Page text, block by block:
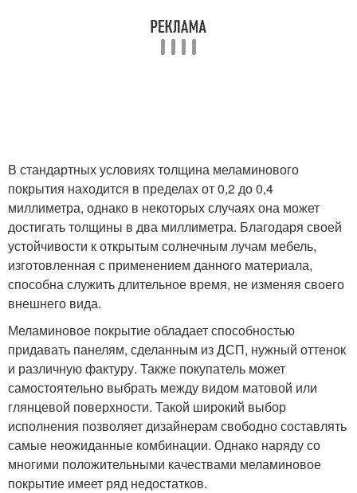
В стандартных условиях толщина меламинового
покрытия находится в пределах от 0,2 до 0,4
миллиметра, однако в некоторых случаях она может
достигать толщины в два миллиметра. Благодаря своей
устойчивости к открытым солнечным лучам мебель,
изготовленная с применением данного материала,
способна служить длительное время, не изменяя своего
внешнего вида.
Меламиновое покрытие обладает способностью
придавать панелям, сделанным из ДСП, нужный оттенок
и различную фактуру. Также покупатель может
самостоятельно выбрать между видом матовой или
глянцевой поверхности. Такой широкий выбор
исполнения позволяет дизайнерам свободно составлять
самые неожиданные комбинации. Однако наряду со
многими положительными качествами меламиновое
покрытие имеет ряд недостатков.